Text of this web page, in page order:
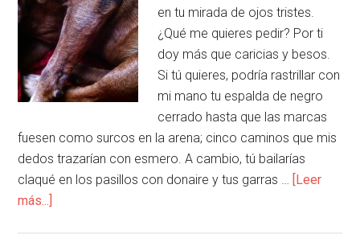
en tu mirada de ojos tristes.
¿Qué me quieres pedir? Por ti
doy más que caricias y besos.
Si tú quieres, podría rastrillar con
mi mano tu espalda de negro
cerrado hasta que las marcas
fuesen como surcos en la arena; cinco caminos que mis
dedos trazarían con esmero. A cambio, tú bailarías
claqué en los pasillos con donaire y tus garras … [Leer
más...]